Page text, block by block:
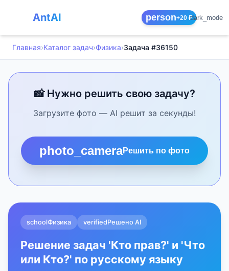
AntAI person+20 ₽dark_mode
Главная›Каталог задач›Физика›Задача #36150
📸 Нужно решить свою задачу?
Загрузите фото — AI решит за секунды!
photo_cameraРешить по фото
schoolФизика verifiedРешено AI
Решение задач 'Кто прав?' и 'Что
или Кто?' по русскому языку